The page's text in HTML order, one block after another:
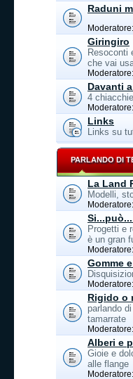
Raduni
Moderatore:
Giringiro
Resoconti
che vai
Moderatore:
Davanti
4
Moderatore:
Links
Links su
PARLANDO DI
La Land
Modelli,
Moderatore:
Progetti e
è un gran
Moderatore:
Gomme
Moderatore:
Rigido o
parlando
tamarrate
Moderatore:
Alberi e
Gioie e
alle flange
Moderatore: